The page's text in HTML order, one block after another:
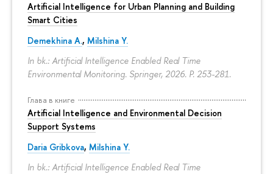
Artificial Intelligence for Urban Planning and Building
Smart Cities
Demekhina A., Milshina Y.
In bk.: Artificial Intelligence Enabled Real Time
Environmental Monitoring. Springer, 2026. P. 253-281.
Глава в книге
Artificial Intelligence and Environmental Decision
Support Systems
Daria Gribkova, Milshina Y.
In bk.: Artificial Intelligence Enabled Real Time